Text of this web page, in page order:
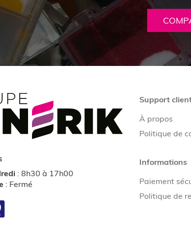
: 8h30 à 17h00
: Fermé
Support
À propos
Politique de
Informations
Paiement
Politique de